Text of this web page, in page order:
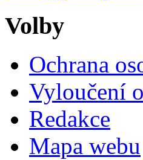
Volby
Ochrana
Vyloučení
Redakce
Mapa webu